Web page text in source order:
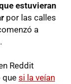
estuvieran
por las calles
a
Reddit
quesi la veían